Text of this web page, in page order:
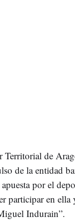
de
de la entidad
por el
en ella
Indurain”.